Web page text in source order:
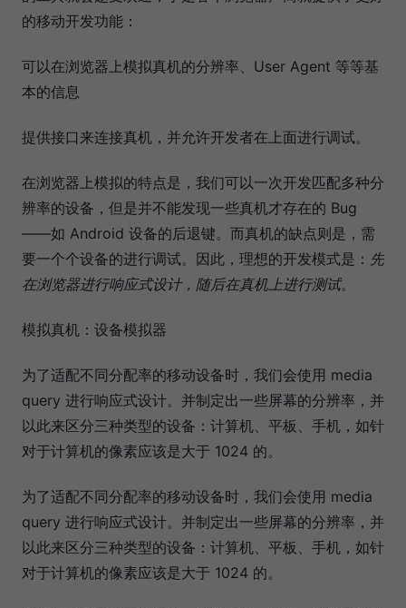
的移动开发功能：
可以在浏览器上模拟真机的分辨率、User Agent 等等基
本的信息
提供接口来连接真机，并允许开发者在上面进行调试。
在浏览器上模拟的特点是，我们可以一次开发匹配多种分
辨率的设备，但是并不能发现一些真机才存在的 Bug
——如 Android 设备的后退键。而真机的缺点则是，需
要一个个设备的进行调试。因此，理想的开发模式是： 先
在浏览器进行响应式设计，随后在真机上进行测试。
模拟真机：设备模拟器
为了适配不同分配率的移动设备时，我们会使用 media
query 进行响应式设计。并制定出一些屏幕的分辨率，并
以此来区分三种类型的设备：计算机、平板、手机，如针
对于计算机的像素应该是大于 1024 的。
为了适配不同分配率的移动设备时，我们会使用 media
query 进行响应式设计。并制定出一些屏幕的分辨率，并
以此来区分三种类型的设备：计算机、平板、手机，如针
对于计算机的像素应该是大于 1024 的。